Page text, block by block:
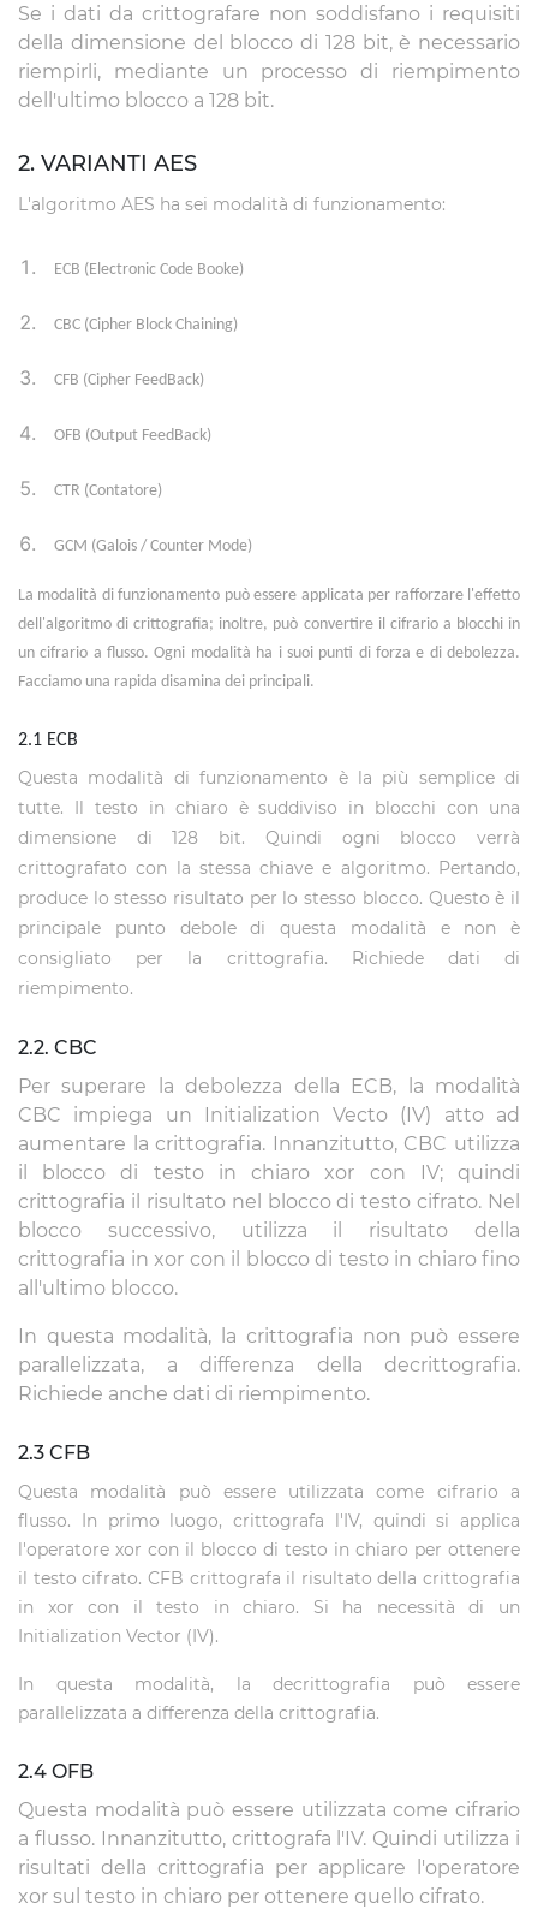
Se i dati da crittografare non soddisfano i requisiti
della dimensione del blocco di 128 bit, è necessario
riempirli, mediante un processo di riempimento
dell'ultimo blocco a 128 bit.
2. VARIANTI AES
L'algoritmo AES ha sei modalità di funzionamento:
ECB (Electronic Code Booke)
CBC (Cipher Block Chaining)
CFB (Cipher FeedBack)
OFB (Output FeedBack)
CTR (Contatore)
GCM (Galois / Counter Mode)
La modalità di funzionamento può essere applicata per rafforzare l'effetto
dell'algoritmo di crittografia; inoltre, può convertire il cifrario a blocchi in
un cifrario a flusso. Ogni modalità ha i suoi punti di forza e di debolezza.
Facciamo una rapida disamina dei principali.
2.1 ECB
Questa modalità di funzionamento è la più semplice di
tutte. Il testo in chiaro è suddiviso in blocchi con una
dimensione di 128 bit. Quindi ogni blocco verrà
crittografato con la stessa chiave e algoritmo. Pertando,
produce lo stesso risultato per lo stesso blocco. Questo è il
principale punto debole di questa modalità e non è
consigliato per la crittografia. Richiede dati di
riempimento.
2.2. CBC
Per superare la debolezza della ECB, la modalità
CBC impiega un Initialization Vecto (IV) atto ad
aumentare la crittografia. Innanzitutto, CBC utilizza
il blocco di testo in chiaro xor con IV; quindi
crittografia il risultato nel blocco di testo cifrato. Nel
blocco successivo, utilizza il risultato della
crittografia in xor con il blocco di testo in chiaro fino
all'ultimo blocco.
In questa modalità, la crittografia non può essere
parallelizzata, a differenza della decrittografia.
Richiede anche dati di riempimento.
2.3 CFB
Questa modalità può essere utilizzata come cifrario a
flusso. In primo luogo, crittografa l'IV, quindi si applica
l'operatore xor con il blocco di testo in chiaro per ottenere
il testo cifrato. CFB crittografa il risultato della crittografia
in xor con il testo in chiaro. Si ha necessità di un
Initialization Vector (IV).
In questa modalità, la decrittografia può essere
parallelizzata a differenza della crittografia.
2.4 OFB
Questa modalità può essere utilizzata come cifrario
a flusso. Innanzitutto, crittografa l'IV. Quindi utilizza i
risultati della crittografia per applicare l'operatore
xor sul testo in chiaro per ottenere quello cifrato.